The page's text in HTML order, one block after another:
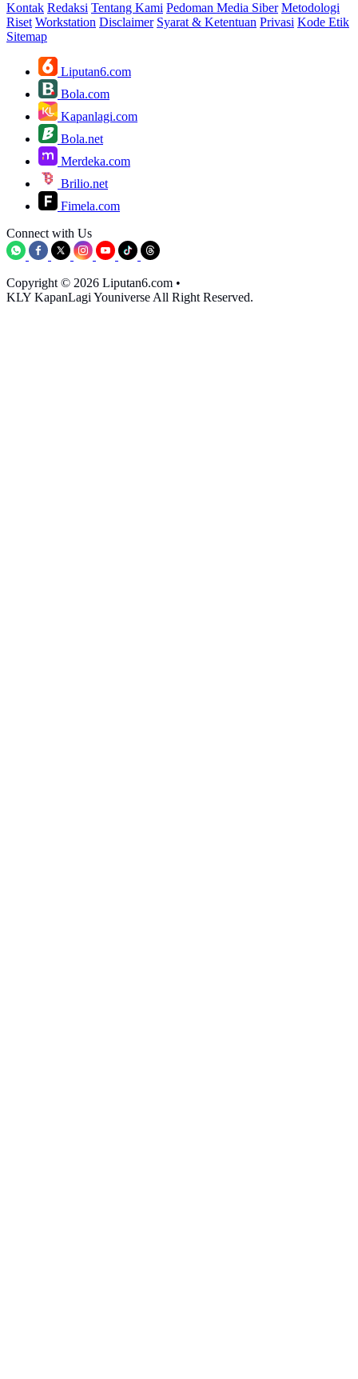
Kontak Redaksi Tentang Kami Pedoman Media Siber Metodologi
Riset Workstation Disclaimer Syarat & Ketentuan Privasi Kode Etik
Sitemap
Liputan6.com
Bola.com
Kapanlagi.com
Bola.net
Merdeka.com
Brilio.net
Fimela.com
Connect with Us
Copyright © 2026 Liputan6.com •
KLY KapanLagi Youniverse All Right Reserved.